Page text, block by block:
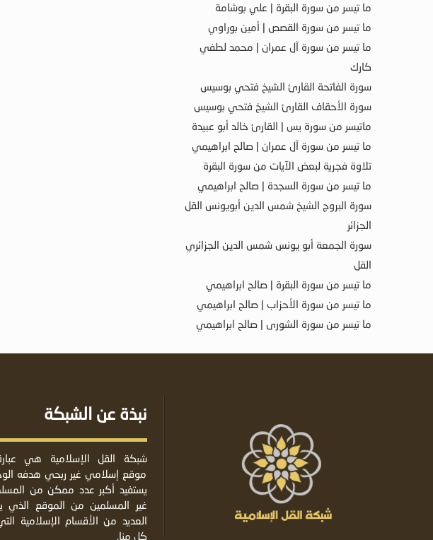
ما تيسر من سورة البقرة | علي بوشامة
ما تيسر من سورة القصص | أمين بوراوي
ما تيسر من سورة آل عمران | محمد لطفي
كارك
سورة الفاتحة القارئ الشيخ فتحي بوسيس
سورة الأحقاف القارئ الشيخ فتحي بوسيس
ماتيسر من سورة يس | القارئ خالد أبو عبيدة
ما تيسر من سورة آل عمران | صالح ابراهيمي
تلاوة فجرية لبعض الآيات من سورة البقرة
ما تيسر من سورة السجدة | صالح ابراهيمي
سورة البروج الشيخ شمس الدين أبويونس القل
الجزائر
سورة الجمعة أبو يونس شمس الدين الجزائري
القل
ما تيسر من سورة البقرة | صالح ابراهيمي
ما تيسر من سورة الأحزاب | صالح ابراهيمي
ما تيسر من سورة الشورى | صالح ابراهيمي
نبذة عن الشبكة
شبكة القل الإسلامية هي
موقع إسلامي غير ربحي هدفه
يستفيد أكبر عدد ممكن من
غير المسلمين من الموقع الذي
العديد من الأقسام الإسلامية
كل منا.